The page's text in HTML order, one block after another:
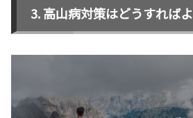
高山病対策はどうすれば